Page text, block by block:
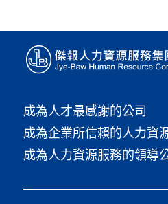
成為人才最感謝的公司
成為企業所信賴的人力資
成為人力資源服務的領導